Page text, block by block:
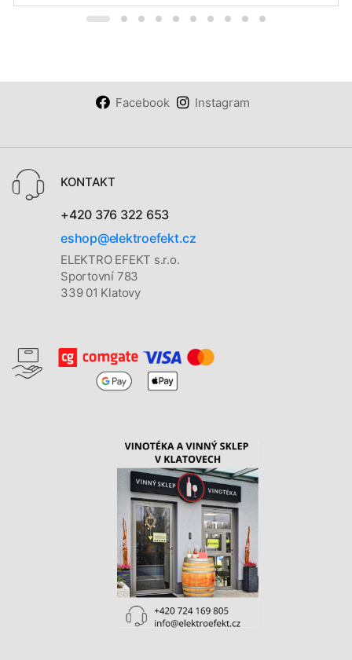
Facebook Instagram
KONTAKT
+420 376 322 653
eshop@elektroefekt.cz
ELEKTRO EFEKT s.r.o.
Sportovní 783
339 01 Klatovy